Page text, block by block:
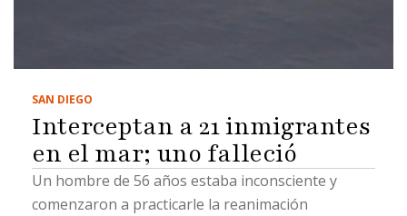
SAN DIEGO
Interceptan a 21 inmigrantes
en el mar; uno falleció
Un hombre de 56 años estaba inconsciente y
comenzaron a practicarle la reanimación